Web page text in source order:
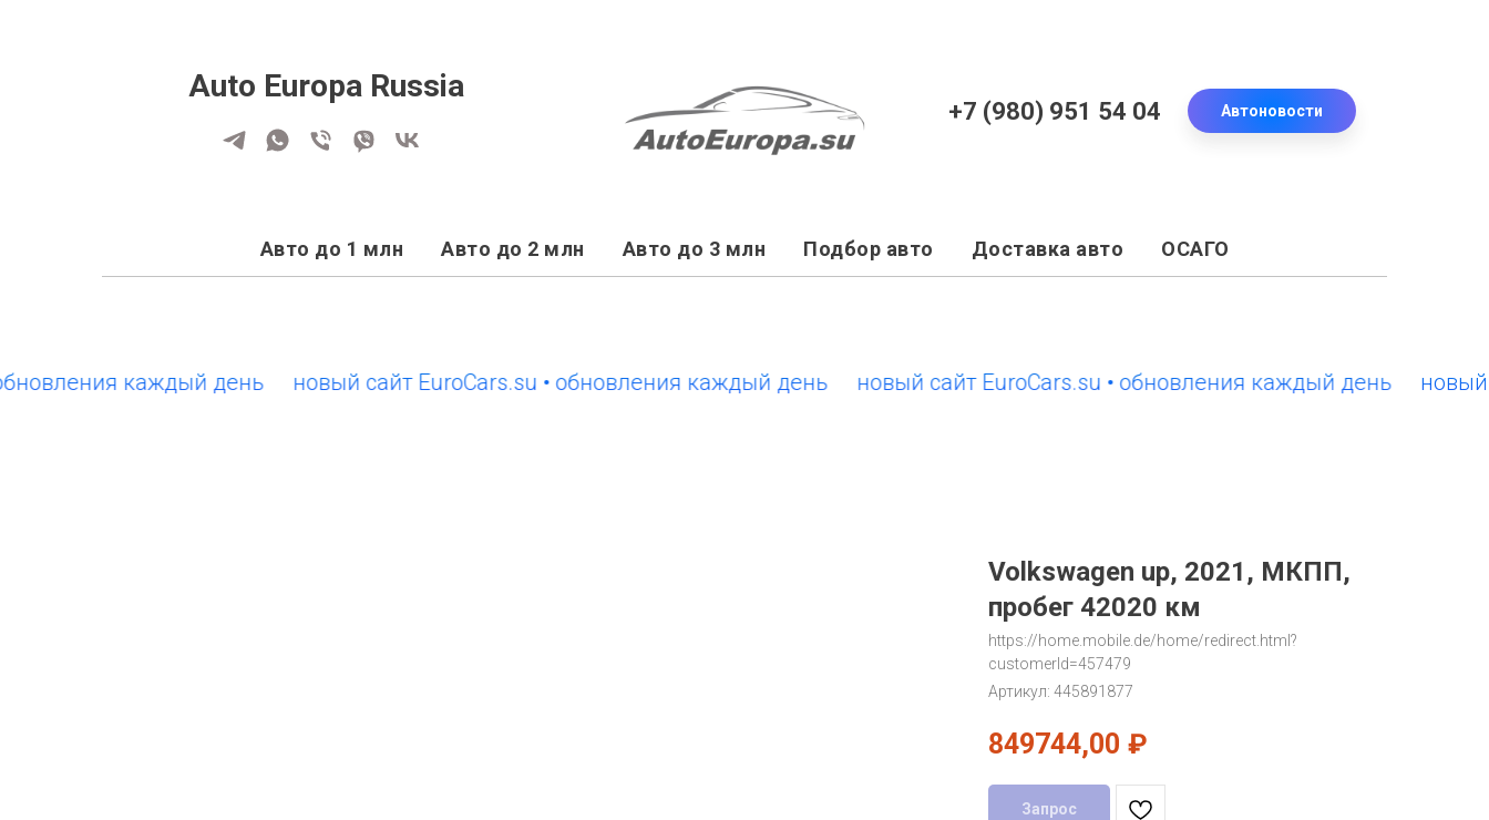
Auto Europa Russia
+7 (980) 951 54 04 Автоновости
Авто до 1 млн Авто до 2 млн Авто до 3 млн Подбор авто Доставка авто ОСАГО
каждый день новый сайт EuroCars.su • обновления каждый день новый сайт EuroCars.su • обновления каждый день новый сайт
Volkswagen up, 2021, МКПП,
пробег 42020 км
https://home.mobile.de/home/redirect.html?
customerId=457479
Артикул: 445891877
849744,00 ₽
Запрос